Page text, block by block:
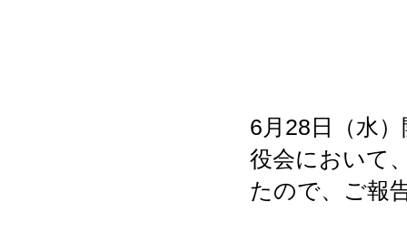
6月28日（水
役会において
たので、ご報